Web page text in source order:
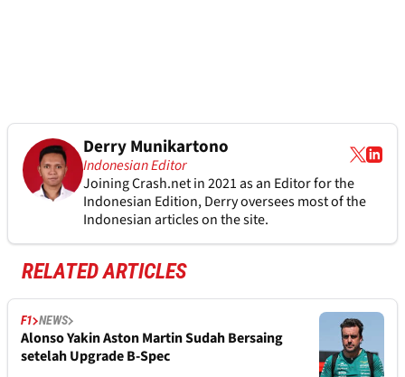
Derry Munikartono
Indonesian Editor
Joining Crash.net in 2021 as an Editor for the
Indonesian Edition, Derry oversees most of the
Indonesian articles on the site.
RELATED ARTICLES
F1 NEWS
Alonso Yakin Aston Martin Sudah Bersaing
setelah Upgrade B-Spec